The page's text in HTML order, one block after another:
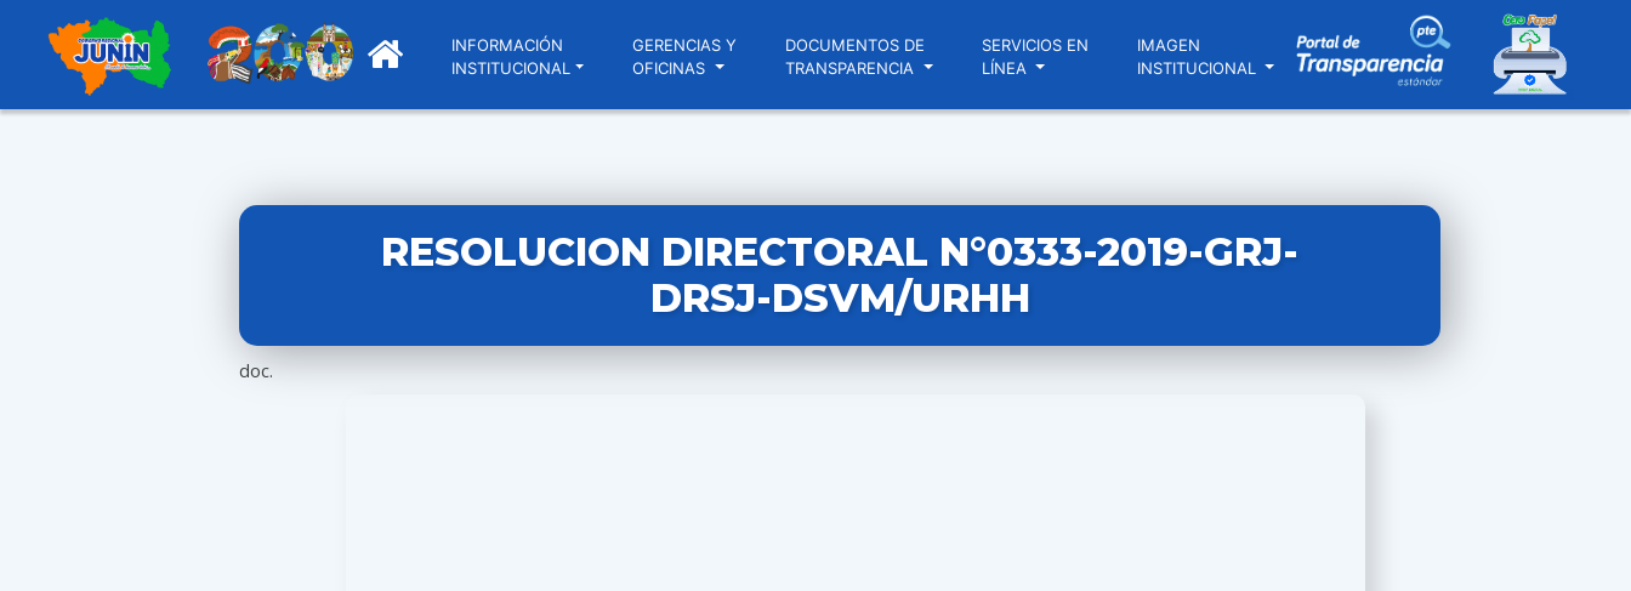
INFORMACIÓN
INSTITUCIONAL
GERENCIAS Y
OFICINAS
DOCUMENTOS DE
TRANSPARENCIA
SERVICIOS EN
LÍNEA
IMAGEN
INSTITUCIONAL
RESOLUCION DIRECTORAL N°0333-2019-GRJ-
DRSJ-DSVM/URHH
doc.